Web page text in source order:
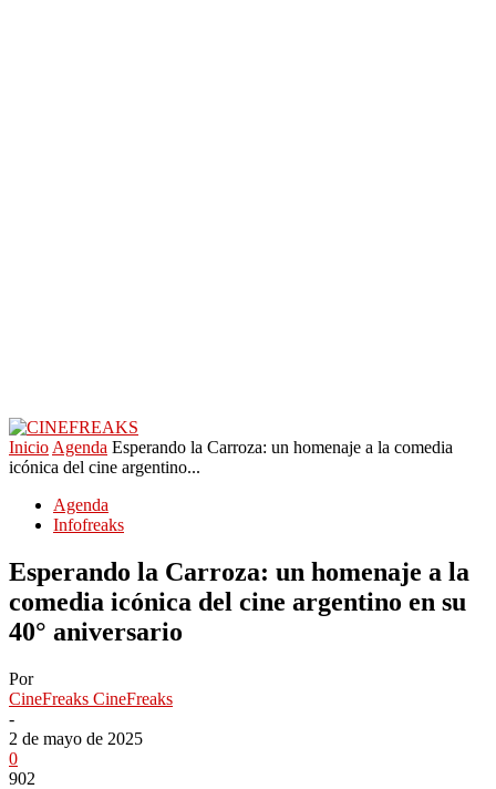
Inicio Agenda Esperando la Carroza: un homenaje a la comedia
icónica del cine argentino...
Agenda
Infofreaks
Esperando la Carroza: un homenaje a la
comedia icónica del cine argentino en su
40° aniversario
Por
CineFreaks CineFreaks
-
2 de mayo de 2025
0
902